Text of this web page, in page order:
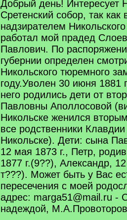
Добрый день! Интересует
Сретенский собор, так как
надзирателем
работал мой прадед
Павлович. По
губернии определен
Никольского тюремного
году.Уволен 30 июня 1881
него родились дети от
Павловны Аполлосовой
Никольске женился
все родственники
Никольске). Дети: сына
12 мая 1873 г., Петр,
1877 г.(9??), Александр,
т???). Может быть у Вас
пересечения с моей
адрес: marga51@mail.ru -
надеждой,